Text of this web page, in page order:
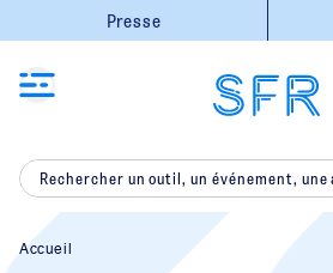
Presse
Accueil